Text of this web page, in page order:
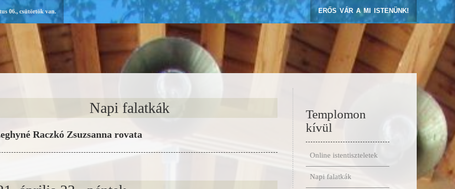
06., csütörtök van. ERŐS VÁR A MI ISTENÜNK!
Templomon
kívül
Online istentiszteletek
Napi falatkák
Napi falatkák
Raczkó Zsuzsanna rovata